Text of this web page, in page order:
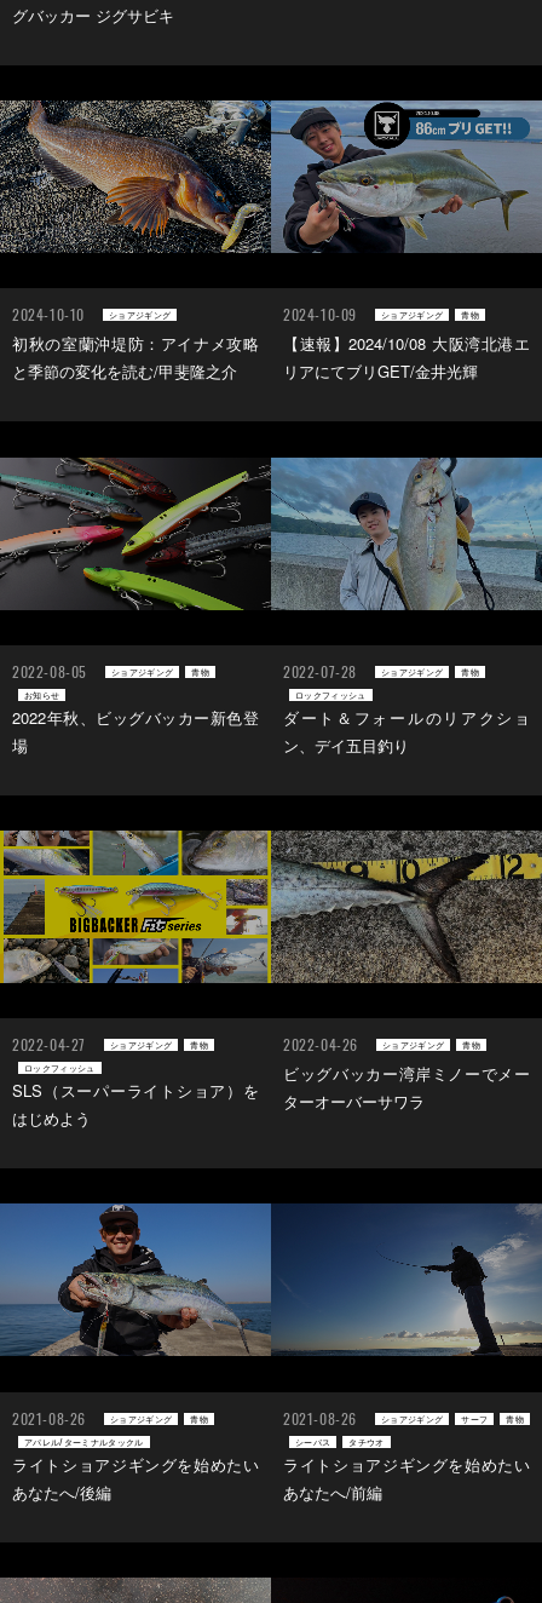
グバッカー ジグサビキ
2024-10-10 ショアジギング
初秋の室蘭沖堤防：アイナメ攻略
と季節の変化を読む/甲斐隆之介
2024-10-09 ショアジギング 青物
【速報】2024/10/08 大阪湾北港エ
リアにてブリGET/金井光輝
2022-08-05 ショアジギング
青物
お知らせ
2022年秋、ビッグバッカー新色登
場
2022-07-28 ショアジギング
青物
ロックフィッシュ
ダート＆フォールのリアクショ
ン、デイ五目釣り
2022-04-27 ショアジギング
青物
ロックフィッシュ
SLS（スーパーライトショア）を
はじめよう
2022-04-26 ショアジギング 青物
ビッグバッカー湾岸ミノーでメー
ターオーバーサワラ
2021-08-26 ショアジギング
青物
アパレル/ターミナルタックル
ライトショアジギングを始めたい
あなたへ/後編
2021-08-26 ショアジギング サーフ
青物
シーバス
タチウオ
ライトショアジギングを始めたい
あなたへ/前編